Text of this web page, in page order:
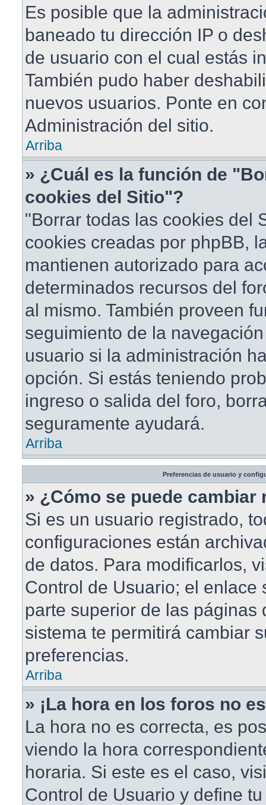
Es posible que la
baneado tu dirección IP o
de usuario con el cual estás
También pudo haber
nuevos usuarios. Ponte en
Administración del sitio.
Arriba
» ¿Cuál es la función de
cookies del Sitio"?
"Borrar todas las cookies del
cookies creadas por phpBB,
mantienen autorizado para
determinados recursos del
al mismo. También proveen
seguimiento de la
usuario si la administración
opción. Si estás teniendo
ingreso o salida del foro,
seguramente ayudará.
Arriba
Preferencias de usuario y
» ¿Cómo se puede
Si es un usuario registrado,
configuraciones están
de datos. Para modificarlos,
Control de Usuario; el enlace
parte superior de las páginas
sistema te permitirá cambiar
preferencias.
Arriba
» ¡La hora en los foros no
La hora no es correcta, es
viendo la hora
horaria. Si este es el caso,
Control de Usuario y define